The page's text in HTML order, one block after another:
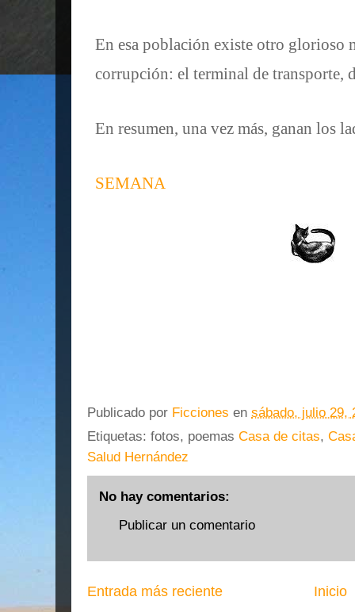
En esa población existe otro glorioso
corrupción: el terminal de transporte,
En resumen, una vez más, ganan los
SEMANA
Publicado por Ficciones en sábado, julio 29,
Etiquetas: fotos, poemas Casa de citas,
Salud Hernández
No hay comentarios:
Publicar un comentario
Entrada más reciente Inicio